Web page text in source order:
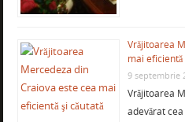
Vrăjitoarea
mai eficientă
9 septembrie
Vrăjitoarea
adevărat